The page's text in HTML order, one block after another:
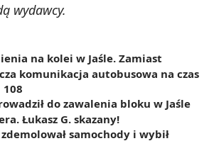
wydawcy.
na kolei w Jaśle. Zamiast
komunikacja autobusowa na czas
do zawalenia bloku w Jaśle
Łukasz G. skazany!
samochody i wybił